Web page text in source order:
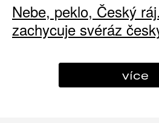
Nebe, peklo, Český
zachycuje svéráz
více